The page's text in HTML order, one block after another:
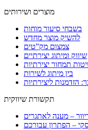
מוצרים ושירותים
בשבחי סיעור מוחות
להשיק מוצר מחדש
צמצום מק”טים
שיווק ומיתוג יצירתיים
תמחור יצירתיות
בין מיתוג לשירות
הזדמנות ליצירתיות
תקשורת שיווקית
– מענה לאתגרים
– הפתרון עבורכם